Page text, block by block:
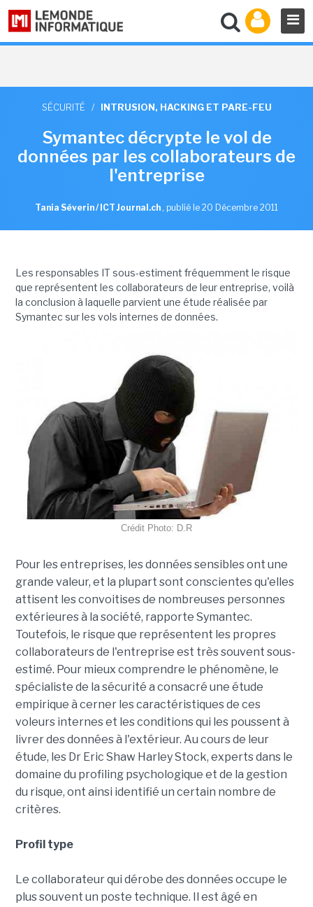
SÉCURITÉ / INTRUSION, HACKING ET PARE-FEU
Symantec décrypte le vol de
données par les collaborateurs de
l'entreprise
Tania Séverin / ICT Journal.ch , publié le 20 Décembre 2011
Les responsables IT sous-estiment fréquemment le risque
que représentent les collaborateurs de leur entreprise, voilà
la conclusion à laquelle parvient une étude réalisée par
Symantec sur les vols internes de données.
Crédit Photo: D.R
Pour les entreprises, les données sensibles ont une
grande valeur, et la plupart sont conscientes qu'elles
attisent les convoitises de nombreuses personnes
extérieures à la société, rapporte Symantec.
Toutefois, le risque que représentent les propres
collaborateurs de l'entreprise est très souvent sous-
estimé. Pour mieux comprendre le phénomène, le
spécialiste de la sécurité a consacré une étude
empirique à cerner les caractéristiques de ces
voleurs internes et les conditions qui les poussent à
livrer des données à l'extérieur. Au cours de leur
étude, les Dr Eric Shaw Harley Stock, experts dans le
domaine du profiling psychologique et de la gestion
du risque, ont ainsi identifié un certain nombre de
critères.
Profil type
Le collaborateur qui dérobe des données occupe le
plus souvent un poste technique. Il est âgé en